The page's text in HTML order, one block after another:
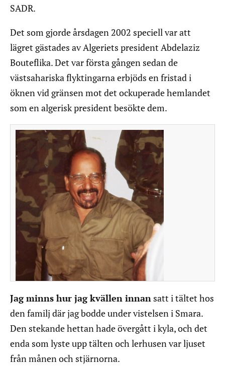
SADR.
Det som gjorde årsdagen 2002 speciell var att
lägret gästades av Algeriets president Abdelaziz
Bouteflika. Det var första gången sedan de
västsahariska flyktingarna erbjöds en fristad i
öknen vid gränsen mot det ockuperade hemlandet
som en algerisk president besökte dem.
Jag minns hur jag kvällen innan satt i tältet hos
den familj där jag bodde under vistelsen i Smara.
Den stekande hettan hade övergått i kyla, och det
enda som lyste upp tälten och lerhusen var ljuset
från månen och stjärnorna.